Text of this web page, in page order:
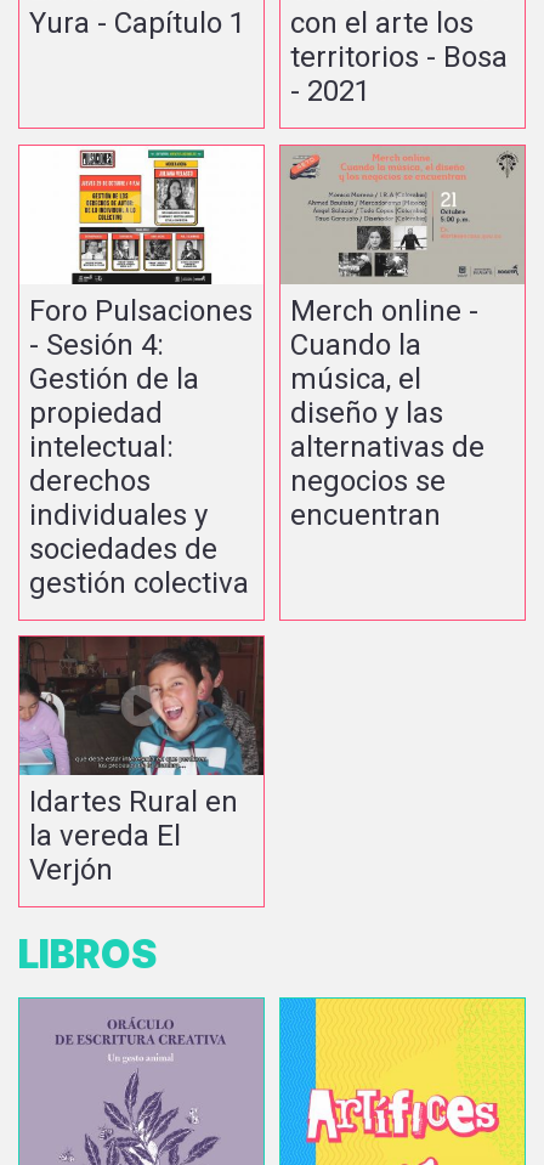
Yura - Capítulo 1
con el arte los
territorios - Bosa
- 2021
Foro Pulsaciones
- Sesión 4:
Gestión de la
propiedad
intelectual:
derechos
individuales y
sociedades de
gestión colectiva
Merch online -
Cuando la
música, el
diseño y las
alternativas de
negocios se
encuentran
Idartes Rural en
la vereda El
Verjón
LIBROS